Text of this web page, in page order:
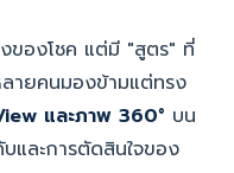
ของโชค แต่มี "สูตร" ที่
ายคนมองข้ามแต่ทรง
และภาพ 360° บน
และการตัดสินใจของ